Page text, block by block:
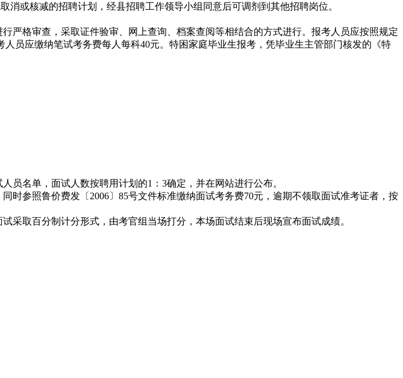
或核减的招聘计划，经县招聘工作领导小组同意后可调剂到其他招聘岗位。
严格审查，采取证件验审、网上查询、档案查阅等相结合的方式进行。报考人员应按照规定
员应缴纳笔试考务费每人每科40元。特困家庭毕业生报考，凭毕业生主管部门核发的《特
员名单，面试人数按聘用计划的1：3确定，并在网站进行公布。
参照鲁价费发〔2006〕85号文件标准缴纳面试考务费70元，逾期不领取面试准考证者，按
采取百分制计分形式，由考官组当场打分，本场面试结束后现场宣布面试成绩。